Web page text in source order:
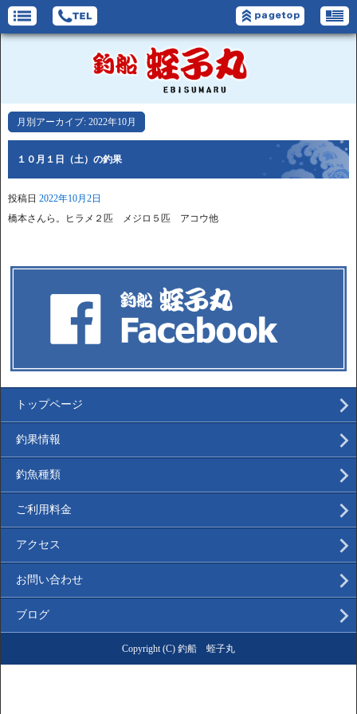
月別アーカイブ: 2022年10月
１０月１日（土）の釣果
投稿日 2022年10月2日
橋本さんら。ヒラメ２匹 メジロ５匹 アコウ他
トップページ
釣果情報
釣魚種類
ご利用料金
アクセス
お問い合わせ
ブログ
Copyright (C) 釣船 蛭子丸